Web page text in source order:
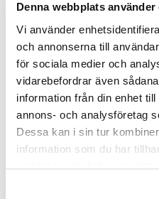
Denna webbplats använder
Vi använder
och annonserna till
för sociala medier och
vidarebefordrar även
information från din enhet
annons- och analysföretag
Dessa kan i sin tur
information som du har
samlat in när du har använt
OKATEGORISERADE
5
förnamnen
i Finland